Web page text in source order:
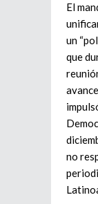
El
un
que
no